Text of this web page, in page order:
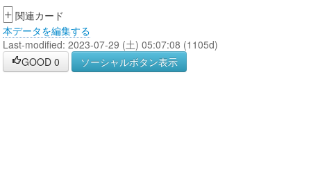
+ 関連カード
本データを編集する
Last-modified: 2023-07-29 (土) 05:07:08 (1105d)
GOOD 0 ソーシャルボタン表示